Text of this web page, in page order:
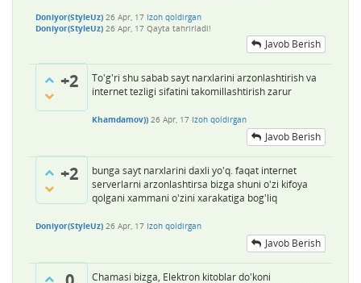
Doniyor(StyleUz) 26 Apr, 17 Izoh qoldirgan
Doniyor(StyleUz) 26 Apr, 17 Qayta tahrirladi!
Javob Berish
+2
To'g'ri shu sabab sayt narxlarini arzonlashtirish va
internet tezligi sifatini takomillashtirish zarur
Khamdamov)) 26 Apr, 17 Izoh qoldirgan
Javob Berish
+2
bunga sayt narxlarini daxli yo'q. faqat internet
serverlarni arzonlashtirsa bizga shuni o'zi kifoya
qolgani xammani o'zini xarakatiga bog'liq
Doniyor(StyleUz) 26 Apr, 17 Izoh qoldirgan
Javob Berish
Chamasi bizga, Elektron kitoblar do'koni